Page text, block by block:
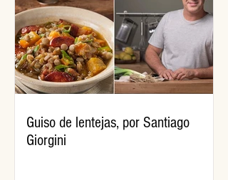
Guiso de lentejas, por Santiago
Giorgini